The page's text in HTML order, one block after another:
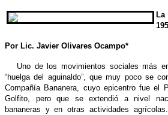
Por Lic. Javier Olivares Ocampo*
Uno de los movimientos sociales más
“huelga del aguinaldo”, que muy poco se
Compañía Bananera, cuyo epicentro fue el
Golfito, pero que se extendió a nivel
bananeras y en otras actividades